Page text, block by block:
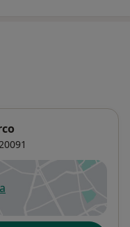
20091
in una nuova scheda